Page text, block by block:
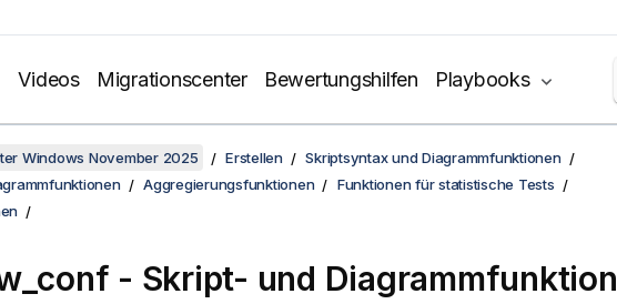
Videos Migrationscenter Bewertungshilfen Playbooks
Windows November 2025 Erstellen
Skriptsyntax und Diagrammfunktionen
Aggregierungsfunktionen
Funktionen für statistische Tests
- Skript- und Diagrammfunktion